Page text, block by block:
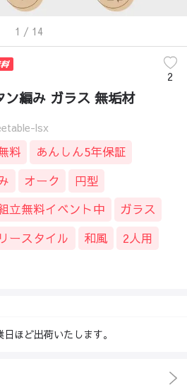
1 / 14
2
ン編み ガラス 無垢材
lsx
料
あんしん5年保証
オーク
円型
立無料イベント中
ガラス
ースタイル 和風
2人用
ほど出荷いたします。